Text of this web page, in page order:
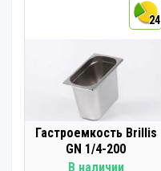
24
Гастроемкость Brillis
GN 1/4-200
В наличии